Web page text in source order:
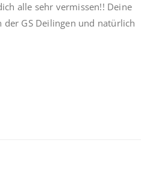
alle sehr vermissen!! Deine
der GS Deilingen und natürlich